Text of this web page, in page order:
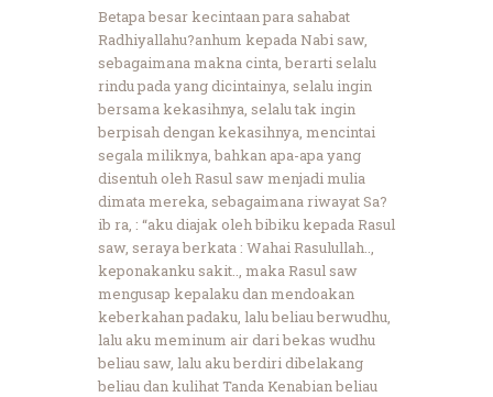
Betapa besar kecintaan para sahabat
Radhiyallahu?anhum kepada Nabi saw,
sebagaimana makna cinta, berarti selalu
rindu pada yang dicintainya, selalu ingin
bersama kekasihnya, selalu tak ingin
berpisah dengan kekasihnya, mencintai
segala miliknya, bahkan apa-apa yang
disentuh oleh Rasul saw menjadi mulia
dimata mereka, sebagaimana riwayat Sa?
ib ra, : “aku diajak oleh bibiku kepada Rasul
saw, seraya berkata : Wahai Rasulullah..,
keponakanku sakit.., maka Rasul saw
mengusap kepalaku dan mendoakan
keberkahan padaku, lalu beliau berwudhu,
lalu aku meminum air dari bekas wudhu
beliau saw, lalu aku berdiri dibelakang
beliau dan kulihat Tanda Kenabian beliau